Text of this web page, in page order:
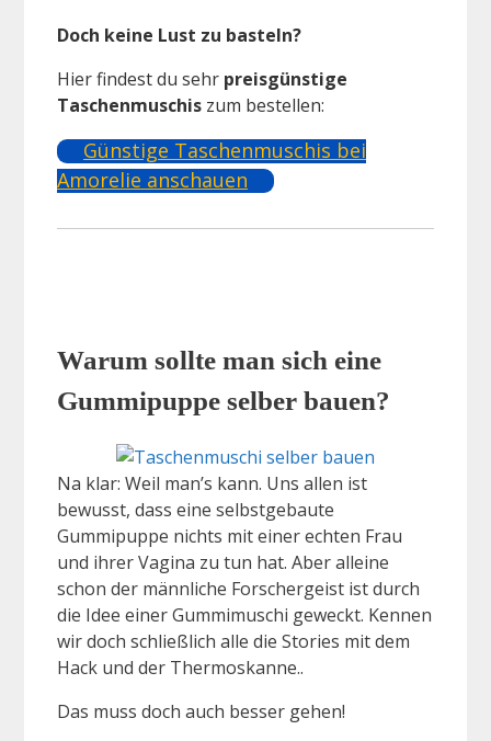
Doch keine Lust zu basteln?
Hier findest du sehr preisgünstige
Taschenmuschis zum bestellen:
Günstige Taschenmuschis bei
Amorelie anschauen
Warum sollte man sich eine
Gummipuppe selber bauen?
Na klar: Weil man’s kann. Uns allen ist
bewusst, dass eine selbstgebaute
Gummipuppe nichts mit einer echten Frau
und ihrer Vagina zu tun hat. Aber alleine
schon der männliche Forschergeist ist durch
die Idee einer Gummimuschi geweckt. Kennen
wir doch schließlich alle die Stories mit dem
Hack und der Thermoskanne..
Das muss doch auch besser gehen!